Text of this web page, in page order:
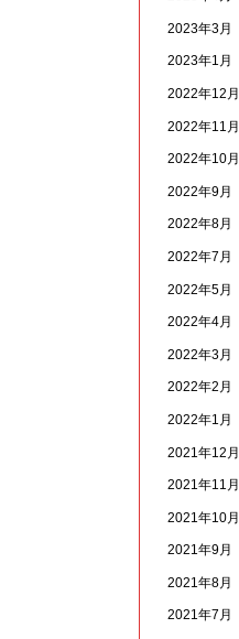
2023年3月
2023年1月
2022年12月
2022年11月
2022年10月
2022年9月
2022年8月
2022年7月
2022年5月
2022年4月
2022年3月
2022年2月
2022年1月
2021年12月
2021年11月
2021年10月
2021年9月
2021年8月
2021年7月